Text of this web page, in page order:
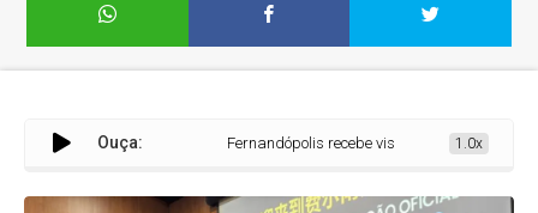
Ouça: Fernandópolis recebe visita da Embaixada da
1.0x